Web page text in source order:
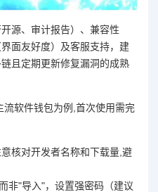
源、审计报告）、兼容性
面友好度）及客服支持，建
且定期更新修复漏洞的成熟
软件钱包为例,首次使用需完
核对开发者名称和下载量,避
非"导入"，设置强密码（建议